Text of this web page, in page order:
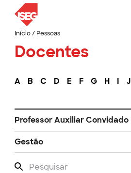
Início/ Pessoas
Docentes
A B C D E F G H I J
Professor Auxiliar Convidado
Gestão